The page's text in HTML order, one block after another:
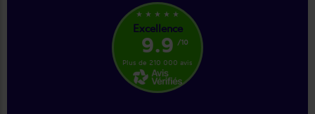
star_rate star_rate star_rate star_rate star_rate
Excellence
9.9 /10
Plus de 210 000 avis